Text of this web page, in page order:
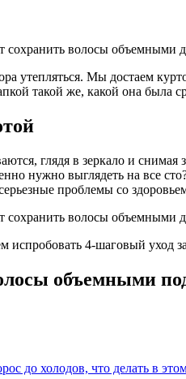
утепляться. Мы достаем
такой же, какой она была
глядя в зеркало и
нужно выглядеть на все
проблемы со
испробовать 4-шаговый
объемными
до холодов, что делать в